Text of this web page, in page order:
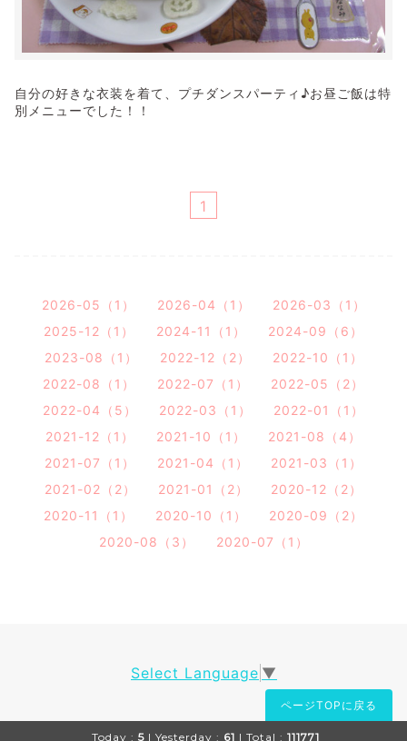
自分の好きな衣装を着て、プチダンスパーティ♪お昼ご飯は特
別メニューでした！！
1
2026-05（1） 2026-04（1）
2026-03（1）
2025-12（1）
2024-11（1）
2024-09（6）
2023-08（1）
2022-12（2）
2022-10（1）
2022-08（1）
2022-07（1）
2022-05（2）
2022-04（5）
2022-03（1）
2022-01（1）
2021-12（1）
2021-10（1）
2021-08（4）
2021-07（1）
2021-04（1）
2021-03（1）
2021-02（2）
2021-01（2）
2020-12（2）
2020-11（1）
2020-10（1）
2020-09（2）
2020-08（3）
2020-07（1）
Select Language ▼
ページTOPに戻る
Today : 5 | Yesterday : 61 | Total : 111771